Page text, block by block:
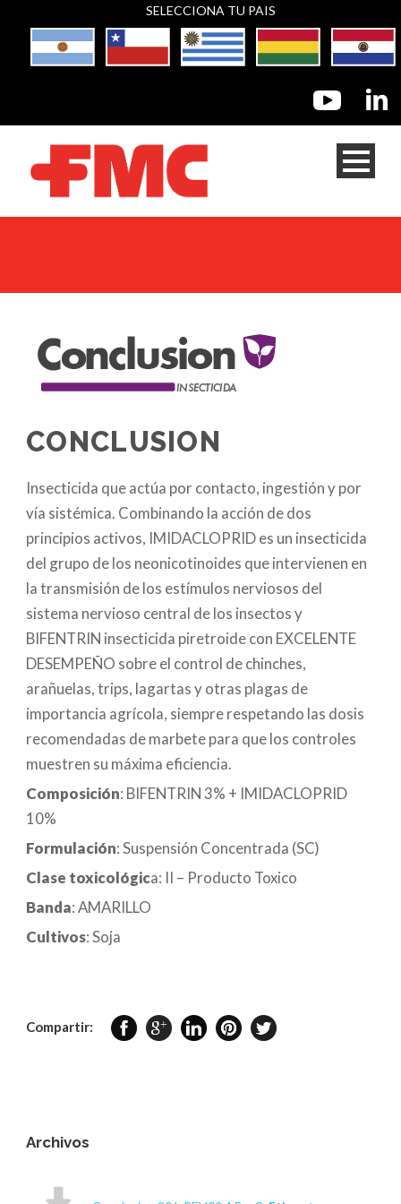
SELECCIONA TU PAIS
CONCLUSION
Insecticida que actúa por contacto, ingestión y por
vía sistémica. Combinando la acción de dos
principios activos, IMIDACLOPRID es un insecticida
del grupo de los neonicotinoides que intervienen en
la transmisión de los estímulos nerviosos del
sistema nervioso central de los insectos y
BIFENTRIN insecticida piretroide con EXCELENTE
DESEMPEÑO sobre el control de chinches,
arañuelas, trips, lagartas y otras plagas de
importancia agrícola, siempre respetando las dosis
recomendadas de marbete para que los controles
muestren su máxima eficiencia.
Composición: BIFENTRIN 3% + IMIDACLOPRID
10%
Formulación: Suspensión Concentrada (SC)
Clase toxicológica: II – Producto Toxico
Banda: AMARILLO
Cultivos: Soja
Compartir:
Archivos